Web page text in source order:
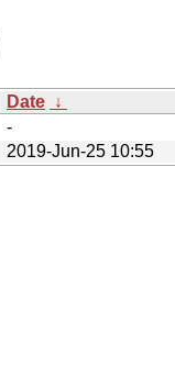
Date ↓
-
2019-Jun-25 10:55